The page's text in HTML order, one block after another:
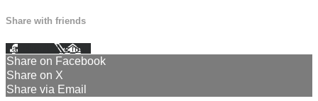
Share with friends
Facebook XEmail
Share on Facebook
Share on X
Share via Email